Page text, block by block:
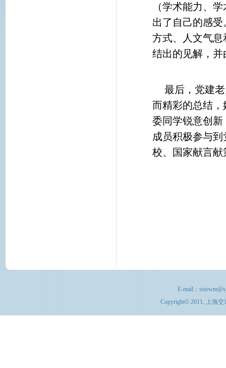
（学术能力、
出了自己的感
方式、人文气
结出的见解，
最后，党建
而精彩的总结
委同学锐意创
成员积极参与
校、国家献言献
E-mail：
Copyright© 2011, 上海